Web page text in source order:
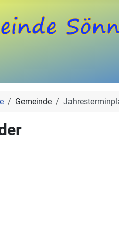
Gemeinde